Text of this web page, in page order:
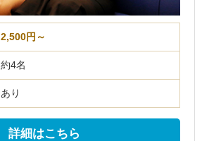
2,500円～
約4名
あり
詳細はこちら